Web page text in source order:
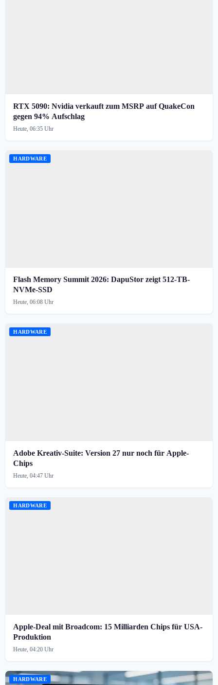
RTX 5090: Nvidia verkauft zum MSRP auf QuakeCon
gegen 94% Aufschlag
Heute, 06:35 Uhr
HARDWARE
Flash Memory Summit 2026: DapuStor zeigt 512-TB-
NVMe-SSD
Heute, 06:08 Uhr
HARDWARE
Adobe Kreativ-Suite: Version 27 nur noch für Apple-
Chips
Heute, 04:47 Uhr
HARDWARE
Apple-Deal mit Broadcom: 15 Milliarden Chips für USA-
Produktion
Heute, 04:20 Uhr
HARDWARE